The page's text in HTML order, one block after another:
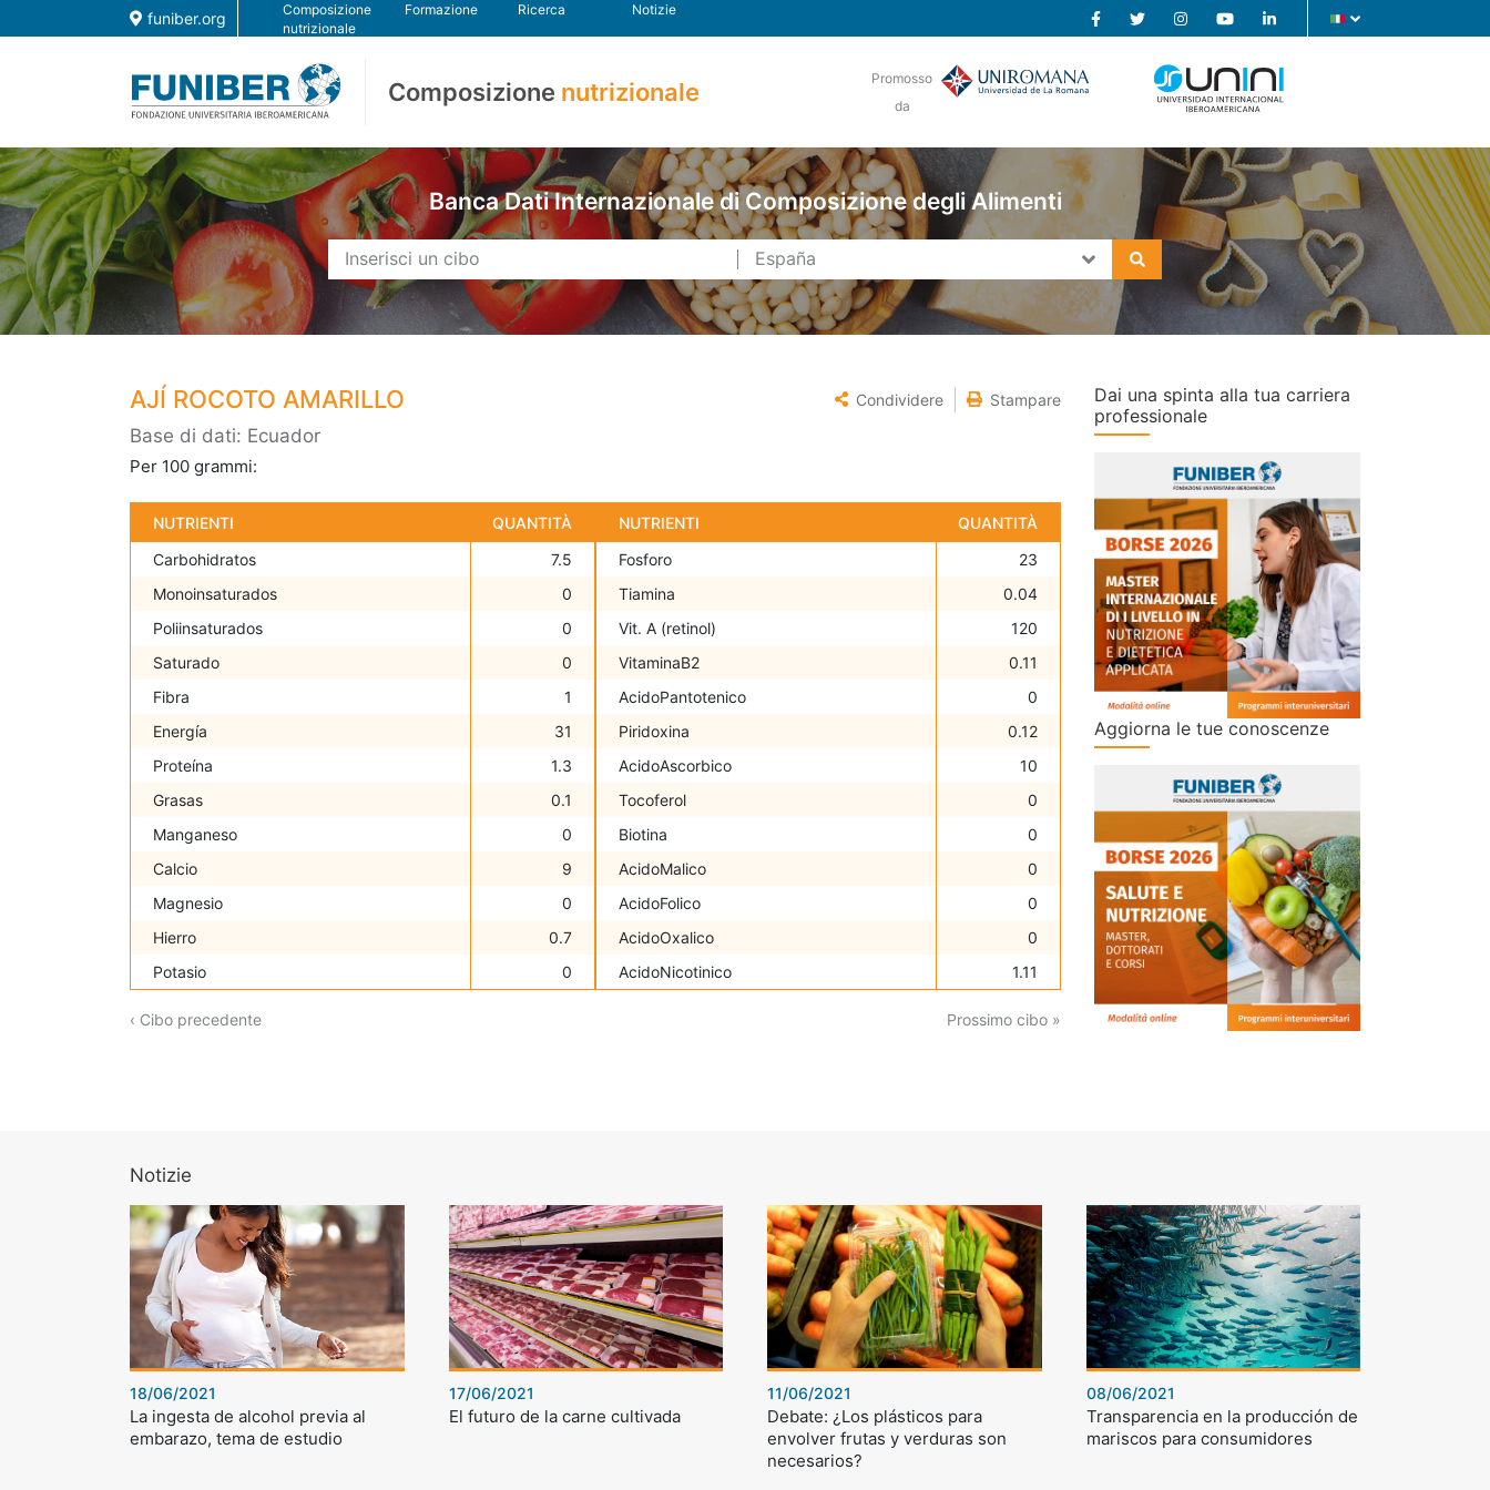
funiber.org
Composizione
nutrizionale
Formazione Ricerca Notizie
Composizione nutrizionale
Promosso
da
Banca Dati Internazionale di Composizione degli Alimenti
AJÍ ROCOTO AMARILLO Condividere Stampare
Base di dati: Ecuador
Per 100 grammi:
NUTRIENTI
QUANTITÀ
Carbohidratos
7.5
Monoinsaturados
0
Poliinsaturados
0
Saturado
0
Fibra
1
Energía
31
Proteína
1.3
Grasas
0.1
Manganeso
0
Calcio
9
Magnesio
0
Hierro
0.7
Potasio
0
NUTRIENTI
QUANTITÀ
Fosforo
23
Tiamina
0.04
Vit. A (retinol)
120
VitaminaB2
0.11
AcidoPantotenico
0
Piridoxina
0.12
AcidoAscorbico
10
Tocoferol
0
Biotina
0
AcidoMalico
0
AcidoFolico
0
AcidoOxalico
0
AcidoNicotinico
1.11
‹ Cibo precedente Prossimo cibo »
Dai una spinta alla tua carriera
professionale
Aggiorna le tue conoscenze
Notizie
18/06/2021
La ingesta de alcohol previa al
embarazo, tema de estudio
17/06/2021
El futuro de la carne cultivada
11/06/2021
Debate: ¿Los plásticos para
envolver frutas y verduras son
necesarios?
08/06/2021
Transparencia en la producción de
mariscos para consumidores